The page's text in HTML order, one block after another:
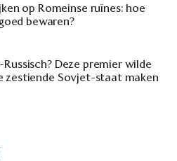
op Romeinse ruïnes: hoe
bewaren?
Deze premier wilde
zestiende Sovjet-staat maken